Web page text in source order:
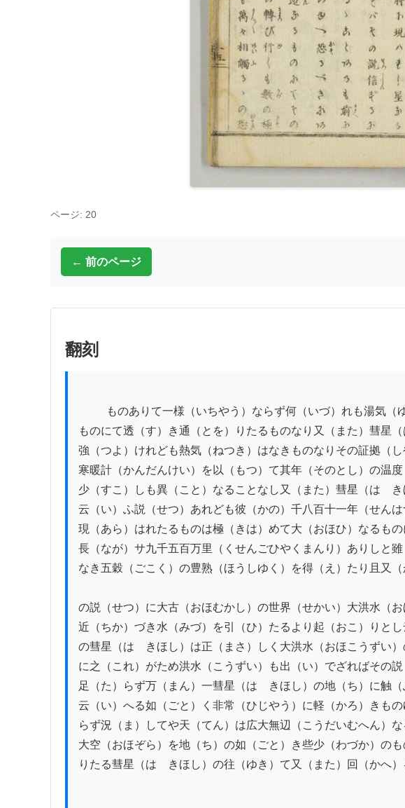
ページ: 20
← 前のページ
翻刻
ものにて透（す）き通（とを）りたるものなり又（また）彗星
強（つよ）けれども熱気（ねつき）はなきものなりその証拠（
寒暖計（かんだんけい）を以（もつ）て其年（そのとし）の温
少（すこ）しも異（こと）なることなし又（また）彗星（はゝ
云（い）ふ説（せつ）あれども彼（かの）千八百十一年（せん
現（あら）はれたるものは極（きは）めて大（おほひ）なるも
長（なが）サ九千五百万里（くせんごひやくまんり）ありしと
なき五穀（ごこく）の豊熟（ほうしゆく）を得（え）たり且又
の説（せつ）に大古（おほむかし）の世界（せかい）大洪水（
近（ちか）づき水（みづ）を引（ひ）たるより起（おこ）りとし
の彗星（はゝきほし）は正（まさ）しく大洪水（おほこうずい
に之（これ）がため洪水（こうずい）も出（い）でざればその
足（た）らず万（まん）一彗星（はゝきほし）の地（ち）に触
云（い）へる如（ごと）く非常（ひじやう）に軽（かろ）きも
らず況（ま）してや天（てん）は広大無辺（こうだいむへん）
大空（おほぞら）を地（ち）の如（ごと）き些少（わづか）の
りたる彗星（はゝきほし）の往（ゆき）て又（また）回（かへ